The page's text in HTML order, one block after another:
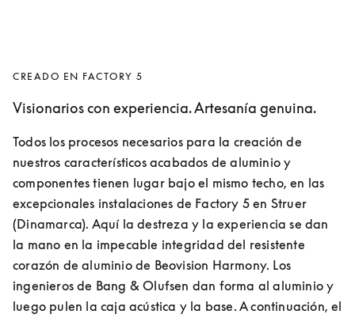
CREADO EN FACTORY 5
Visionarios con experiencia. Artesanía genuina.
Todos los procesos necesarios para la creación de
nuestros característicos acabados de aluminio y
componentes tienen lugar bajo el mismo techo, en las
excepcionales instalaciones de Factory 5 en Struer
(Dinamarca). Aquí la destreza y la experiencia se dan
la mano en la impecable integridad del resistente
corazón de aluminio de Beovision Harmony. Los
ingenieros de Bang & Olufsen dan forma al aluminio y
luego pulen la caja acústica y la base. A continuación, el